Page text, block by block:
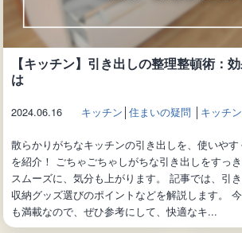
【キッチン】引き出しの整理整頓術：
は
2024.06.16 キッチン │ 住まいの疑問 │ キッチ
散らかりがちなキッチンの引き出しを、使いや
を紹介！ ごちゃごちゃしがちな引き出しをすっ
スムーズに、気分も上がります。 記事では、引き
収納グッズ選びのポイントなどを解説します。
も満載なので、ぜひ参考にして、快適なキ...